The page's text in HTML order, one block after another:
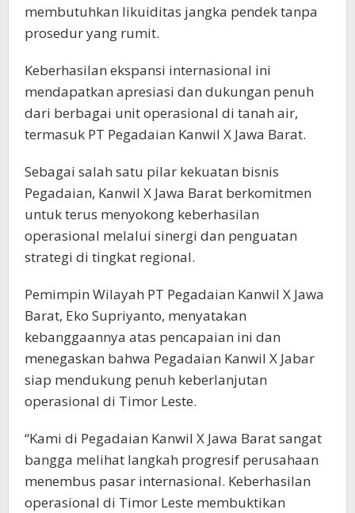
membutuhkan likuiditas jangka pendek tanpa
prosedur yang rumit.
Keberhasilan ekspansi internasional ini
mendapatkan apresiasi dan dukungan penuh
dari berbagai unit operasional di tanah air,
termasuk PT Pegadaian Kanwil X Jawa Barat.
Sebagai salah satu pilar kekuatan bisnis
Pegadaian, Kanwil X Jawa Barat berkomitmen
untuk terus menyokong keberhasilan
operasional melalui sinergi dan penguatan
strategi di tingkat regional.
Pemimpin Wilayah PT Pegadaian Kanwil X Jawa
Barat, Eko Supriyanto, menyatakan
kebanggaannya atas pencapaian ini dan
menegaskan bahwa Pegadaian Kanwil X Jabar
siap mendukung penuh keberlanjutan
operasional di Timor Leste.
“Kami di Pegadaian Kanwil X Jawa Barat sangat
bangga melihat langkah progresif perusahaan
menembus pasar internasional. Keberhasilan
operasional di Timor Leste membuktikan